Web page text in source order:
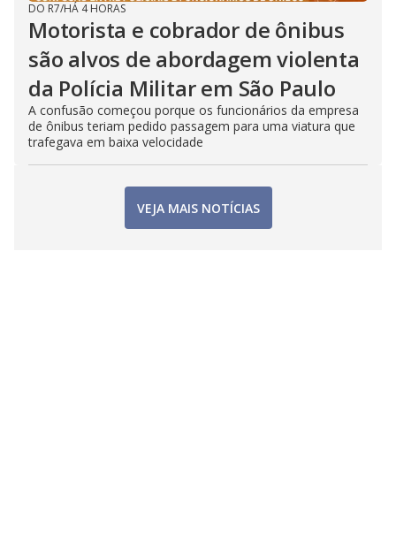
DO R7/HÁ 4 HORAS
Motorista e cobrador de ônibus
são alvos de abordagem violenta
da Polícia Militar em São Paulo
A confusão começou porque os funcionários da empresa
de ônibus teriam pedido passagem para uma viatura que
trafegava em baixa velocidade
VEJA MAIS NOTÍCIAS